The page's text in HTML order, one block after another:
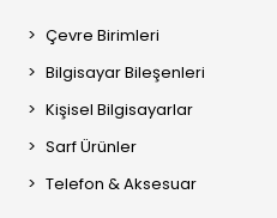
Çevre Birimleri
Bilgisayar Bileşenleri
Kişisel Bilgisayarlar
Sarf Ürünler
Telefon & Aksesuar